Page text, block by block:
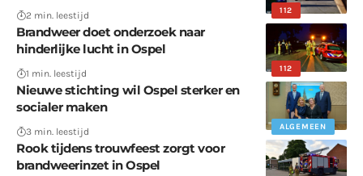
112
2 min. leestijd
112
Brandweer doet onderzoek naar
hinderlijke lucht in Ospel
1 min. leestijd
ALGEMEEN
Nieuwe stichting wil Ospel sterker en
socialer maken
3 min. leestijd
Rook tijdens trouwfeest zorgt voor
brandweerinzet in Ospel